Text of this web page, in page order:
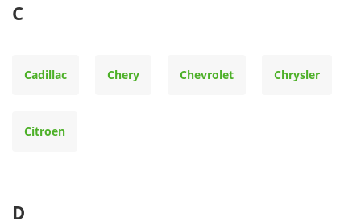
C
Cadillac Chery Chevrolet Chrysler
Citroen
D